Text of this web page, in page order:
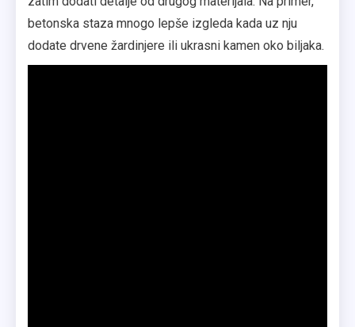
betonska staza mnogo lepše izgleda kada uz nju
dodate drvene žardinjere ili ukrasni kamen oko biljaka.